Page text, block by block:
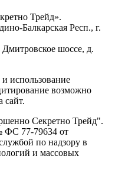
Трейд».
Балкарская Респ., г.
шоссе, д.
использование
возможно
сайт.
Секретно Трейд".
ФС 77-79634 от
по надзору в
и массовых